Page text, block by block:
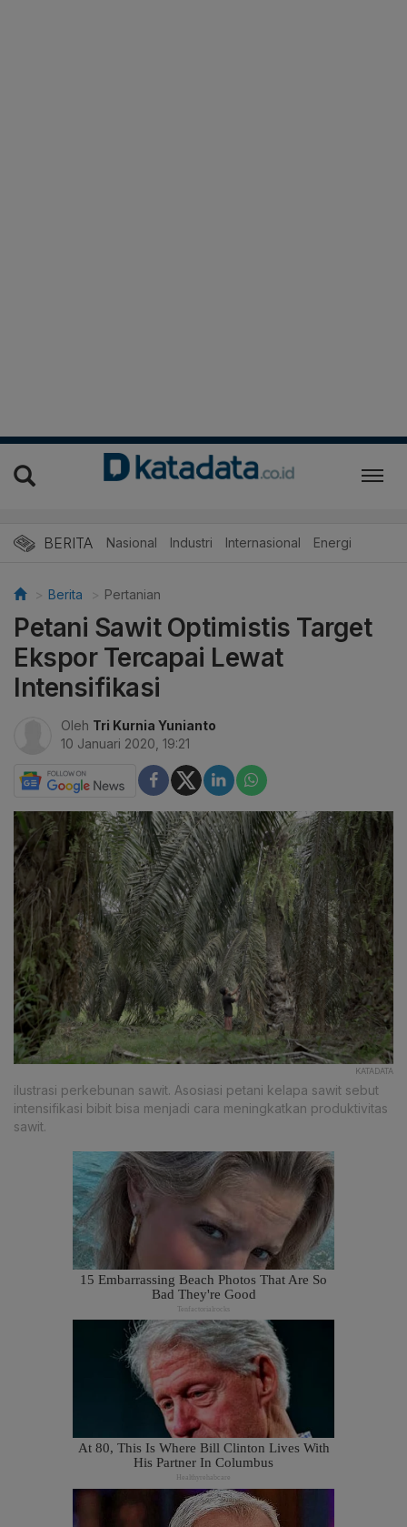
BERITA Nasional Industri Internasional Energi
Berita Pertanian
Petani Sawit Optimistis Target
Ekspor Tercapai Lewat
Intensifikasi
Oleh Tri Kurnia Yunianto
10 Januari 2020, 19:21
KATADATA
ilustrasi perkebunan sawit. Asosiasi petani kelapa sawit sebut
intensifikasi bibit bisa menjadi cara meningkatkan produktivitas
sawit.